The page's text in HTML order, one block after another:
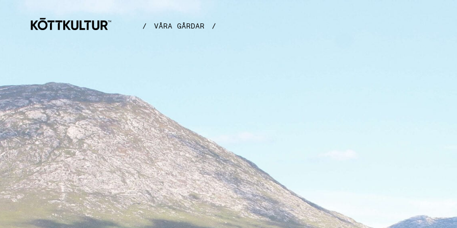
/ VÅRA GÅRDAR /